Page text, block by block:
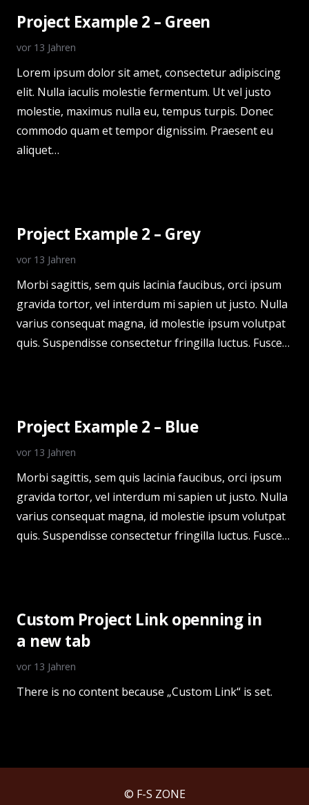
Project Example 2 – Green
vor 13 Jahren
Lorem ipsum dolor sit amet, consectetur adipiscing
elit. Nulla iaculis molestie fermentum. Ut vel justo
molestie, maximus nulla eu, tempus turpis. Donec
commodo quam et tempor dignissim. Praesent eu
aliquet…
Project Example 2 – Grey
vor 13 Jahren
Morbi sagittis, sem quis lacinia faucibus, orci ipsum
gravida tortor, vel interdum mi sapien ut justo. Nulla
varius consequat magna, id molestie ipsum volutpat
quis. Suspendisse consectetur fringilla luctus. Fusce…
Project Example 2 – Blue
vor 13 Jahren
Morbi sagittis, sem quis lacinia faucibus, orci ipsum
gravida tortor, vel interdum mi sapien ut justo. Nulla
varius consequat magna, id molestie ipsum volutpat
quis. Suspendisse consectetur fringilla luctus. Fusce…
Custom Project Link openning in
a new tab
vor 13 Jahren
There is no content because „Custom Link“ is set.
© F-S ZONE